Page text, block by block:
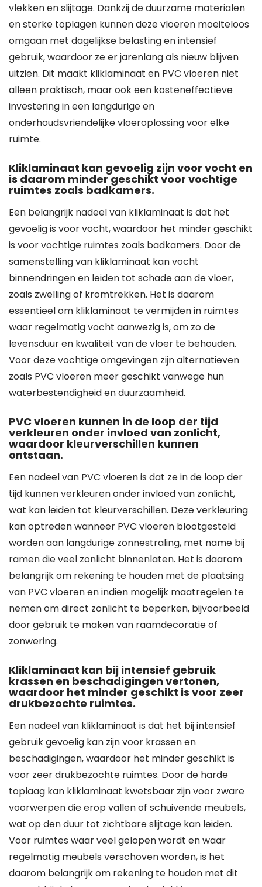
vlekken en slijtage. Dankzij de duurzame materialen
en sterke toplagen kunnen deze vloeren moeiteloos
omgaan met dagelijkse belasting en intensief
gebruik, waardoor ze er jarenlang als nieuw blijven
uitzien. Dit maakt kliklaminaat en PVC vloeren niet
alleen praktisch, maar ook een kosteneffectieve
investering in een langdurige en
onderhoudsvriendelijke vloeroplossing voor elke
ruimte.
Kliklaminaat kan gevoelig zijn voor vocht en
is daarom minder geschikt voor vochtige
ruimtes zoals badkamers.
Een belangrijk nadeel van kliklaminaat is dat het
gevoelig is voor vocht, waardoor het minder geschikt
is voor vochtige ruimtes zoals badkamers. Door de
samenstelling van kliklaminaat kan vocht
binnendringen en leiden tot schade aan de vloer,
zoals zwelling of kromtrekken. Het is daarom
essentieel om kliklaminaat te vermijden in ruimtes
waar regelmatig vocht aanwezig is, om zo de
levensduur en kwaliteit van de vloer te behouden.
Voor deze vochtige omgevingen zijn alternatieven
zoals PVC vloeren meer geschikt vanwege hun
waterbestendigheid en duurzaamheid.
PVC vloeren kunnen in de loop der tijd
verkleuren onder invloed van zonlicht,
waardoor kleurverschillen kunnen
ontstaan.
Een nadeel van PVC vloeren is dat ze in de loop der
tijd kunnen verkleuren onder invloed van zonlicht,
wat kan leiden tot kleurverschillen. Deze verkleuring
kan optreden wanneer PVC vloeren blootgesteld
worden aan langdurige zonnestraling, met name bij
ramen die veel zonlicht binnenlaten. Het is daarom
belangrijk om rekening te houden met de plaatsing
van PVC vloeren en indien mogelijk maatregelen te
nemen om direct zonlicht te beperken, bijvoorbeeld
door gebruik te maken van raamdecoratie of
zonwering.
Kliklaminaat kan bij intensief gebruik
krassen en beschadigingen vertonen,
waardoor het minder geschikt is voor zeer
drukbezochte ruimtes.
Een nadeel van kliklaminaat is dat het bij intensief
gebruik gevoelig kan zijn voor krassen en
beschadigingen, waardoor het minder geschikt is
voor zeer drukbezochte ruimtes. Door de harde
toplaag kan kliklaminaat kwetsbaar zijn voor zware
voorwerpen die erop vallen of schuivende meubels,
wat op den duur tot zichtbare slijtage kan leiden.
Voor ruimtes waar veel gelopen wordt en waar
regelmatig meubels verschoven worden, is het
daarom belangrijk om rekening te houden met dit